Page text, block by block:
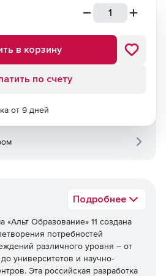
Подробнее
«Альт Образование» 11 создана
потребностей
различного уровня – от
университетов и научно-
Эта российская разработка
в корзину
по счету
от 9 дней